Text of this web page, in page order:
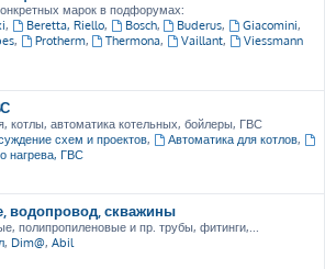
марок в подфорумах:
, Beretta, Riello, Bosch, Buderus, Giacomini,
, Protherm, Thermona, Vaillant,
Viessmann
котлы, автоматика котельных, бойлеры, ГВС
схем и проектов, Автоматика для котлов,
нагрева, ГВС
водопровод, скважины
полипропиленовые и пр. трубы, фитинги,...
, Dim@, Abil